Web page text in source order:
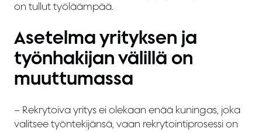
on tullut työläämpää.
Asetelma yrityksen ja
työnhakijan välillä on
muuttumassa
– Rekrytoiva yritys ei olekaan enää kuningas, joka
valitsee työntekijänsä, vaan rekrytointiprosessi on